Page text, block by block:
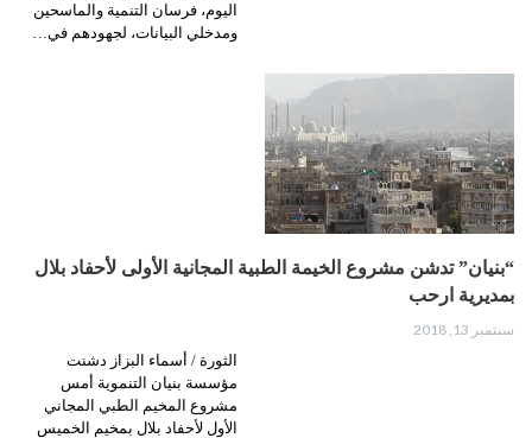
اليوم، فرسان التنمية والماسحين
ومدخلي البيانات، لجهودهم في…
“بنيان” تدشن مشروع الخيمة الطبية المجانية الأولى لأحفاد بلال
بمديرية ارحب
سبتمبر 13, 2018
الثورة / أسماء البزاز دشنت
مؤسسة بنيان التنموية أمس
مشروع المخيم الطبي المجاني
الأول لأحفاد بلال بمخيم الخميس